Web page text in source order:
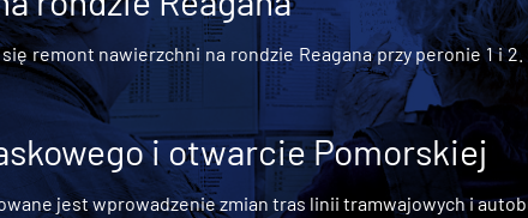
remont nawierzchni na rondzie Reagana przy peronie 1 i
i otwarcie Pomorskiej
jest wprowadzenie zmian tras linii tramwajowych i